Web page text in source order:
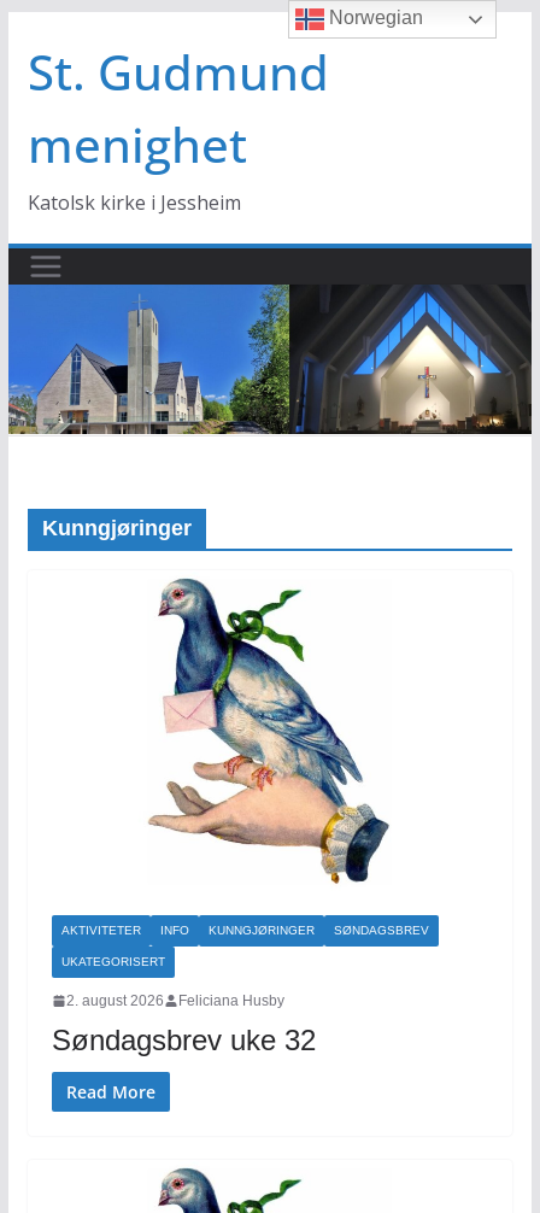
innholdet
St. Gudmund
menighet
Katolsk kirke i Jessheim
Kunngjøringer
AKTIVITETER INFO KUNNGJØRINGER SØNDAGSBREV
UKATEGORISERT
2. august 2026 Feliciana Husby
Søndagsbrev uke 32
Read More
Norwegian